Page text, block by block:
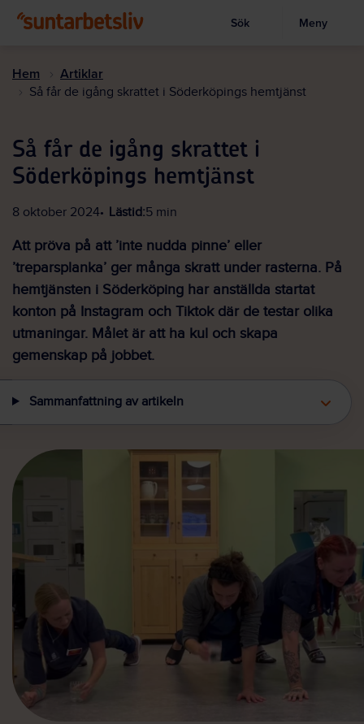
huvudinnehållet
Visa sökruta
Sök Meny
Hem Artiklar
Så får de igång skrattet i Söderköpings hemtjänst
Så får de igång skrattet i
Söderköpings hemtjänst
8 oktober 2024 Lästid:5 min
Att pröva på att ’inte nudda pinne’ eller
’treparsplanka’ ger många skratt under rasterna. På
hemtjänsten i Söderköping har anställda startat
konton på Instagram och Tiktok där de testar olika
utmaningar. Målet är att ha kul och skapa
gemenskap på jobbet.
Sammanfattning av artikeln